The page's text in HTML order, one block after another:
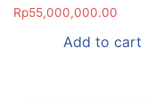
Rp55,000,000.00
Add to cart